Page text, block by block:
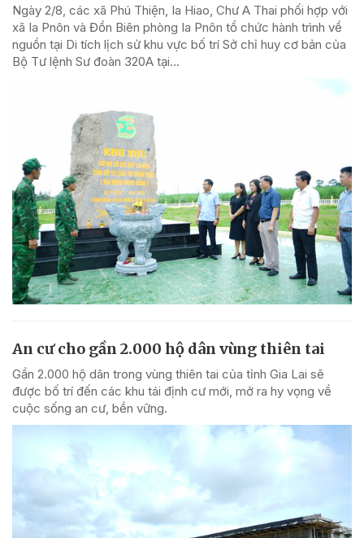
Ngày 2/8, các xã Phú Thiện, Ia Hiao, Chư A Thai phối hợp với
xã Ia Pnôn và Đồn Biên phòng Ia Pnôn tổ chức hành trình về
nguồn tại Di tích lịch sử khu vực bố trí Sở chỉ huy cơ bản của
Bộ Tư lệnh Sư đoàn 320A tại...
An cư cho gần 2.000 hộ dân vùng thiên tai
Gần 2.000 hộ dân trong vùng thiên tai của tỉnh Gia Lai sẽ
được bố trí đến các khu tái định cư mới, mở ra hy vọng về
cuộc sống an cư, bền vững.